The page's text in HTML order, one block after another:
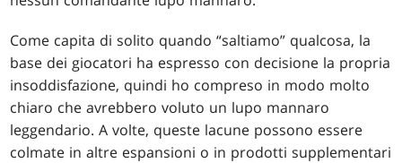
Come capita di solito quando “saltiamo” qualcosa, la
base dei giocatori ha espresso con decisione la propria
insoddisfazione, quindi ho compreso in modo molto
chiaro che avrebbero voluto un lupo mannaro
leggendario. A volte, queste lacune possono essere
colmate in altre espansioni o in prodotti supplementari